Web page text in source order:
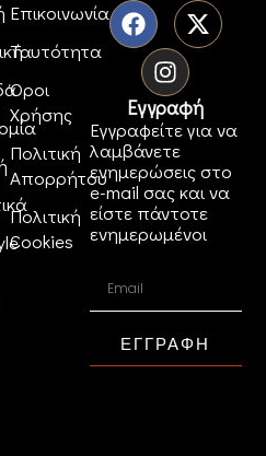
Επικοινωνία
Ταυτότητα
Όροι
Χρήσης
Πολιτική
Απορρήτου
Πολιτική
Cookies
Εγγραφή
Εγγραφείτε για να
λαμβάνετε
ενημερώσεις στο
e-mail σας και να
είστε πάντοτε
ενημερωμένοι
ΕΓΓΡΑΦΗ